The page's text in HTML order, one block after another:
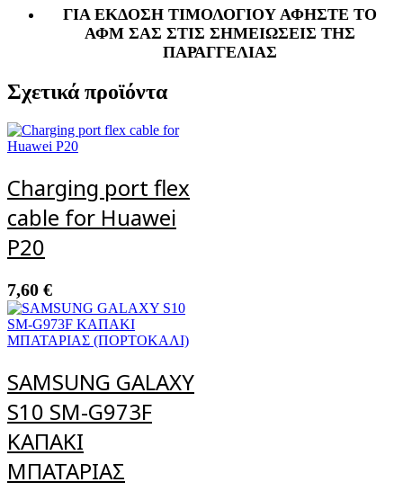
ΓΙΑ ΕΚΔΟΣΗ ΤΙΜΟΛΟΓΙΟΥ ΑΦΗΣΤΕ ΤΟ
ΑΦΜ ΣΑΣ ΣΤΙΣ ΣΗΜΕΙΩΣΕΙΣ ΤΗΣ
ΠΑΡΑΓΓΕΛΙΑΣ
Σχετικά προϊόντα
Charging port flex
cable for Huawei
P20
7,60 €
SAMSUNG GALAXY
S10 SM-G973F
ΚΑΠΑΚΙ
ΜΠΑΤΑΡΙΑΣ